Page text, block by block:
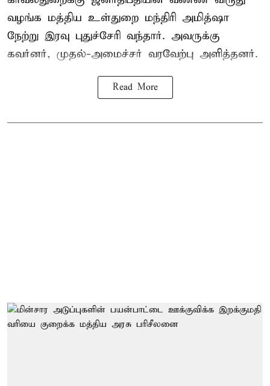
வழங்க மத்திய உள்துறை மந்திரி அமித்ஷா
நேற்று இரவு புதுச்சேரி வந்தார். அவருக்கு
கவர்னர், முதல்-அமைச்சர் வரவேற்பு அளித்தனர்.
Read More